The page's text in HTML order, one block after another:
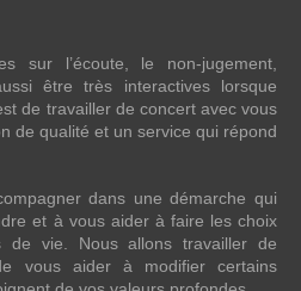
sur l’écoute, le non-jugement,
être très interactives lorsque
de travailler de concert avec vous
de qualité et un service qui répond
dans une démarche qui
et à vous aider à faire les choix
de vie. Nous allons travailler de
vous aider à modifier certains